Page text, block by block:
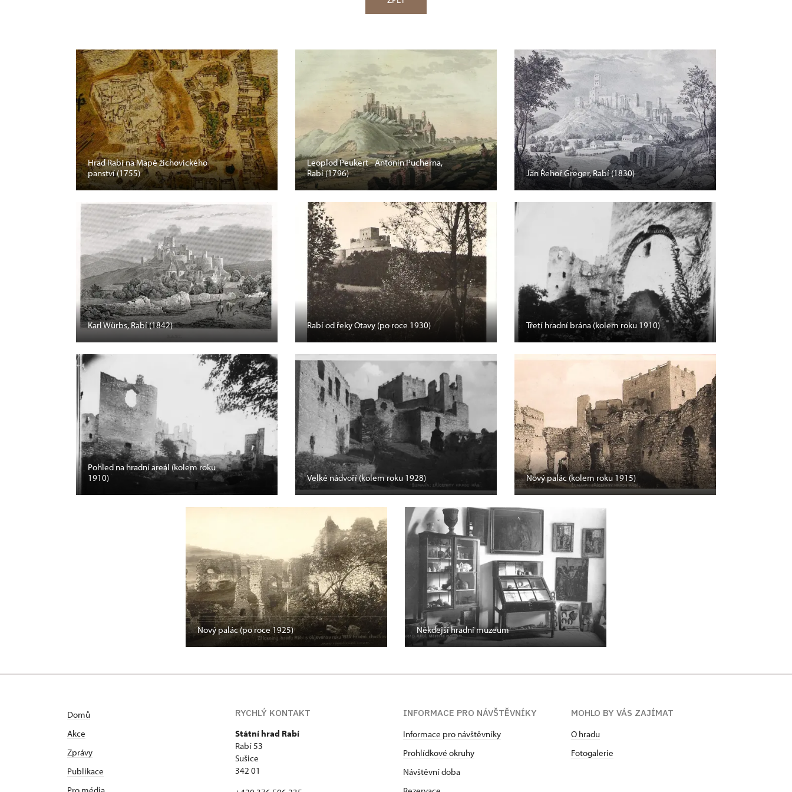
Hrad Rabí na Mapě žichovického
panství (1755)
Leoplod Peukert - Antonín Pucherna,
Rabí (1796)
Jan Řehoř Greger, Rabí (1830)
Karl Würbs, Rabí (1842) Rabí od řeky Otavy (po roce 1930) Třetí hradní brána (kolem roku 1910)
Pohled na hradní areál (kolem roku
1910)
Velké nádvoří (kolem roku 1928) Nový palác (kolem roku 1915)
Nový palác (po roce 1925) Někdejší hradní muzeum
Domů
Akce
Zprávy
Publikace
RYCHLÝ KONTAKT
Státní hrad Rabí
Rabí 53
Sušice
342 01
INFORMACE PRO NÁVŠTĚVNÍKY
Informace pro návštěvníky
Prohlídkové okruhy
Návštěvní doba
MOHLO BY VÁS ZAJÍMAT
O hradu
Fotogalerie